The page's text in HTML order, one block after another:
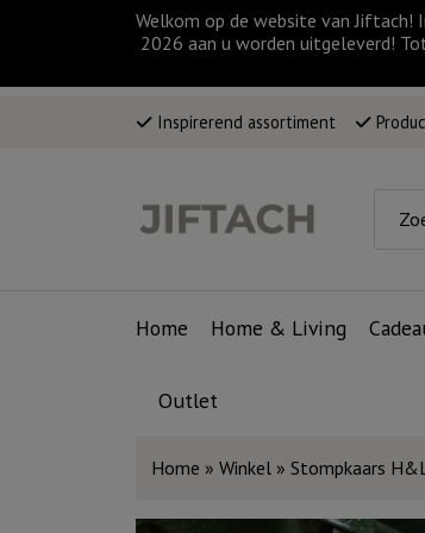
Welkom op de website van
2026 aan u worden uitgeleverd!
Inspirerend assortiment
Home Home & Living
Outlet
Home » Winkel » Stompkaars